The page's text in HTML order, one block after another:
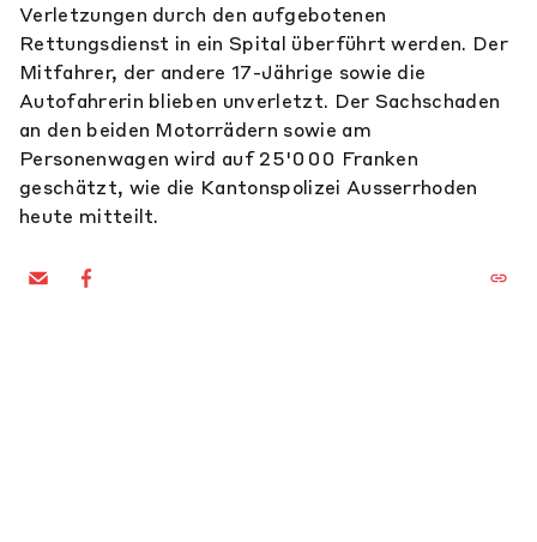
Verletzungen durch den aufgebotenen
Rettungsdienst in ein Spital überführt werden. Der
Mitfahrer, der andere 17-Jährige sowie die
Autofahrerin blieben unverletzt. Der Sachschaden
an den beiden Motorrädern sowie am
Personenwagen wird auf 25'000 Franken
geschätzt, wie die Kantonspolizei Ausserrhoden
heute mitteilt.